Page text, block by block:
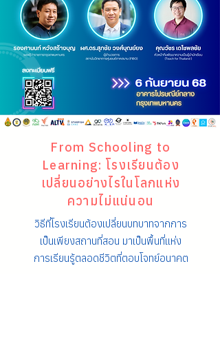
From Schooling to
Learning: โรงเรียนต้อง
เปลี่ยนอย่างไรในโลกแห่ง
ความไม่แน่นอน
วิธีที่โรงเรียนต้องเปลี่ยนบทบาทจากการ
เป็นเพียงสถานที่สอน มาเป็นพื้นที่แห่ง
การเรียนรู้ตลอดชีวิตที่ตอบโจทย์อนาคต